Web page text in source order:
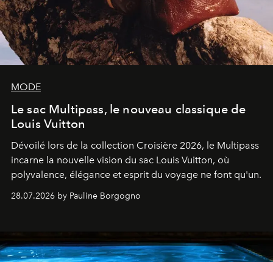
MODE
Le sac Multipass, le nouveau classique de
Louis Vuitton
Dévoilé lors de la collection Croisière 2026, le Multipass
incarne la nouvelle vision du sac Louis Vuitton, où
polyvalence, élégance et esprit du voyage ne font qu'un.
28.07.2026 by Pauline Borgogno